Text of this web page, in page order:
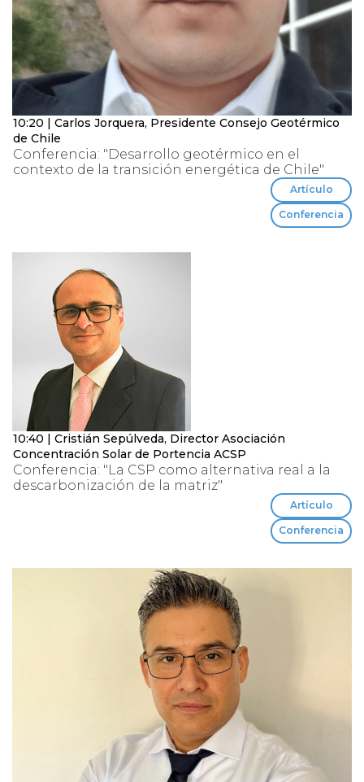
10:20 | Carlos Jorquera, Presidente Consejo Geotérmico
de Chile
Conferencia: "Desarrollo geotérmico en el
contexto de la transición energética de Chile"
Artículo
Conferencia
10:40 | Cristián Sepúlveda, Director Asociación
Concentración Solar de Portencia ACSP
Conferencia: "La CSP como alternativa real a la
descarbonización de la matriz"
Artículo
Conferencia